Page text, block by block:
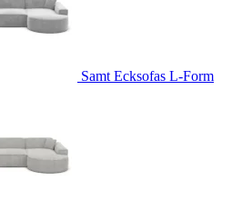
Samt Ecksofas L-Form